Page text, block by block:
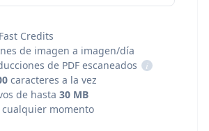
Fast Credits
de imagen a imagen/día
de PDF escaneados
i
caracteres a la vez
de hasta 30 MB
cualquier momento